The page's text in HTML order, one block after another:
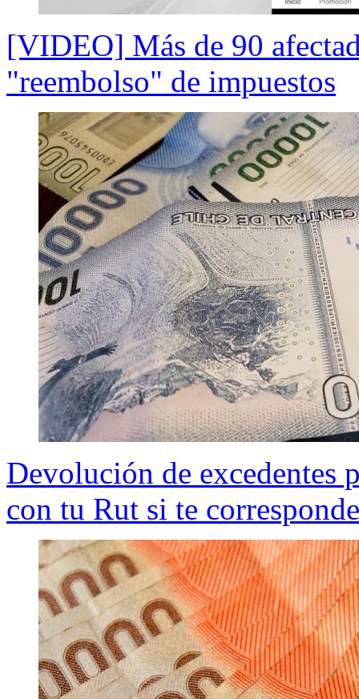
[VIDEO] Más de 90
"reembolso" de impuestos
Devolución de
con tu Rut si te corresponde